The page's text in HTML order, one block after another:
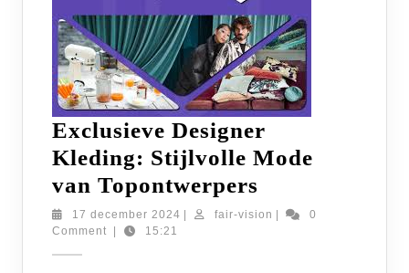
Exclusieve Designer
Kleding: Stijlvolle Mode
van Topontwerpers
Designer
17 december 2024 17
fair-vision fair-
0
Comment
15:21